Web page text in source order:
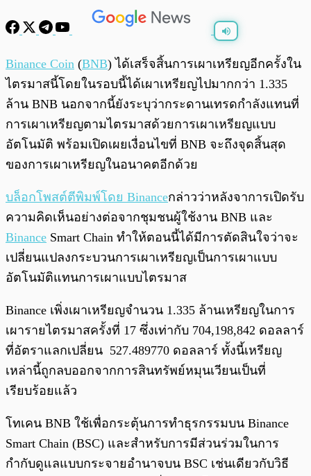
/ 0:00
Binance Coin (BNB) ได้เสร็จสิ้นการเผาเหรียญอีกครั้งใน
ไตรมาสนี้โดยในรอบนี้ได้เผาเหรียญไปมากกว่า 1.335
ล้าน BNB นอกจากนี้ยังระบุว่ากระดานเทรดกำลังแทนที่
การเผาเหรียญตามไตรมาสด้วยการเผาเหรียญแบบ
อัตโนมัติ พร้อมเปิดเผยเงื่อนไขที่ BNB จะถึงจุดสิ้นสุด
ของการเผาเหรียญในอนาคตอีกด้วย
บล็อกโพสต์ตีพิมพ์โดย Binanceกล่าวว่าหลังจาการเปิดรับ
ความคิดเห็นอย่างต่อจากชุมชนผู้ใช้งาน BNB และ
Binance Smart Chain ทำให้ตอนนี้ได้มีการตัดสินใจว่าจะ
เปลี่ยนแปลงกระบวนการเผาเหรียญเป็นการเผาแบบ
อัตโนมัติแทนการเผาแบบไตรมาส
Binance เพิ่งเผาเหรียญจำนวน 1.335 ล้านเหรียญในการ
เผารายไตรมาสครั้งที่ 17 ซึ่งเท่ากับ 704,198,842 ดอลลาร์
ที่อัตราแลกเปลี่ยน 527.489770 ดอลลาร์ ทั้งนี้เหรียญ
เหล่านี้ถูกลบออกจากการสินทรัพย์หมุนเวียนเป็นที่
เรียบร้อยแล้ว
โทเคน BNB ใช้เพื่อกระตุ้นการทำธุรกรรมบน Binance
Smart Chain (BSC) และสำหรับการมีส่วนร่วมในการ
กำกับดูแลแบบกระจายอำนาจบน BSC เช่นเดียวกับวิธี